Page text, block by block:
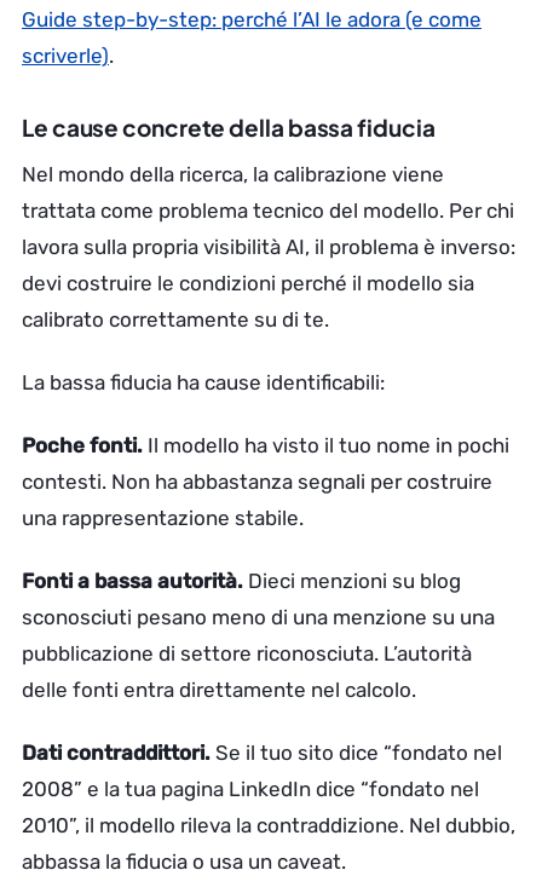
Guide step-by-step: perché l’AI le adora (e come
scriverle).
Le cause concrete della bassa fiducia
Nel mondo della ricerca, la calibrazione viene
trattata come problema tecnico del modello. Per chi
lavora sulla propria visibilità AI, il problema è inverso:
devi costruire le condizioni perché il modello sia
calibrato correttamente su di te.
La bassa fiducia ha cause identificabili:
Poche fonti. Il modello ha visto il tuo nome in pochi
contesti. Non ha abbastanza segnali per costruire
una rappresentazione stabile.
Fonti a bassa autorità. Dieci menzioni su blog
sconosciuti pesano meno di una menzione su una
pubblicazione di settore riconosciuta. L’autorità
delle fonti entra direttamente nel calcolo.
Dati contraddittori. Se il tuo sito dice “fondato nel
2008” e la tua pagina LinkedIn dice “fondato nel
2010”, il modello rileva la contraddizione. Nel dubbio,
abbassa la fiducia o usa un caveat.